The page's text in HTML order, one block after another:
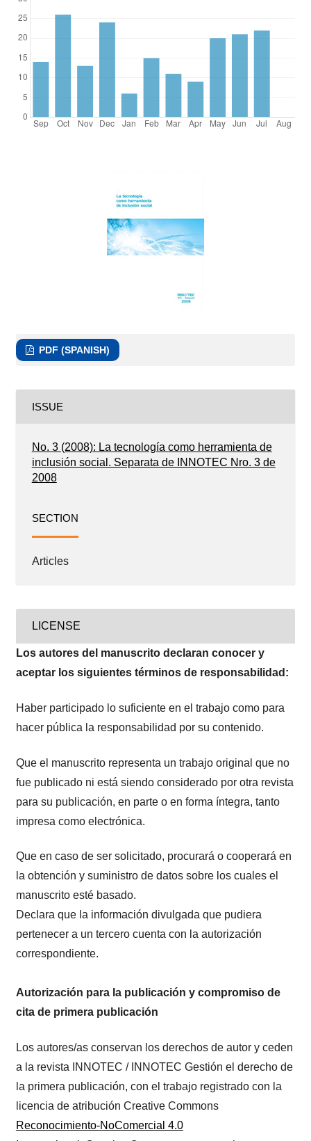
PDF (SPANISH)
ISSUE
No. 3 (2008): La tecnología como herramienta de
inclusión social. Separata de INNOTEC Nro. 3 de
2008
SECTION
Articles
LICENSE
Los autores del manuscrito declaran conocer y
aceptar los siguientes términos de responsabilidad:
Haber participado lo suficiente en el trabajo como para
hacer pública la responsabilidad por su contenido.
Que el manuscrito representa un trabajo original que no
fue publicado ni está siendo considerado por otra revista
para su publicación, en parte o en forma íntegra, tanto
impresa como electrónica.
Que en caso de ser solicitado, procurará o cooperará en
la obtención y suministro de datos sobre los cuales el
manuscrito esté basado.
Declara que la información divulgada que pudiera
pertenecer a un tercero cuenta con la autorización
correspondiente.
Autorización para la publicación y compromiso de
cita de primera publicación
Los autores/as conservan los derechos de autor y ceden
a la revista INNOTEC / INNOTEC Gestión el derecho de
la primera publicación, con el trabajo registrado con la
licencia de atribución Creative Commons
Reconocimiento-NoComercial 4.0